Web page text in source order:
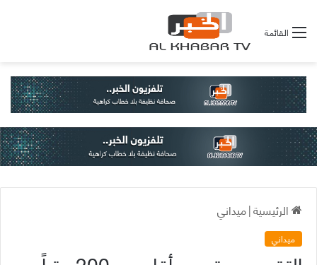
القائمة
الرئيسية|ميداني
ميداني